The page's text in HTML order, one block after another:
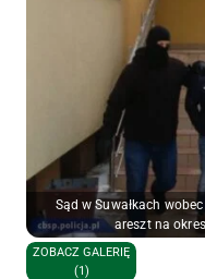
Sąd w Suwałkach
areszt na
ZOBACZ GALERIĘ
(1)